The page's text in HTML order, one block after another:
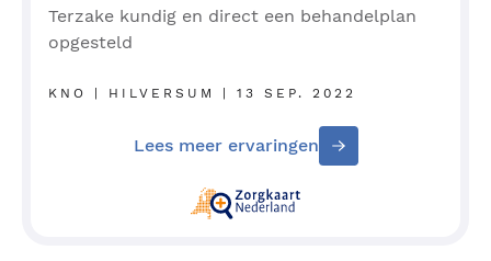
Terzake kundig en direct een behandelplan
opgesteld
KNO | HILVERSUM | 13 SEP. 2022
Lees meer ervaringen